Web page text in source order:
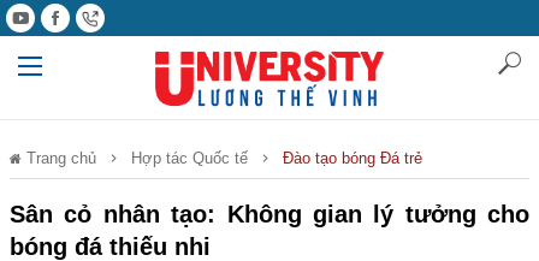
Trang chủ Hợp tác Quốc tế Đào tạo bóng Đá trẻ
Sân cỏ nhân tạo: Không gian lý tưởng cho
bóng đá thiếu nhi